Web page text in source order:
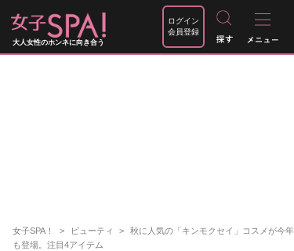
大人女性のホンネに向き合う
ログイン
会員登録
女子SPA！ ビューティ
秋に人気の「キンモクセイ」コスメが今年
も登場。注目4アイテム